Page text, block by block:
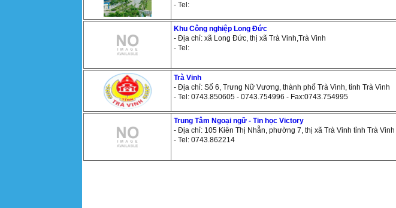
- Tel:
Khu Công nghiệp Long Đức
- Địa chỉ: xã Long Đức, thị xã Trà Vinh,Trà Vinh
- Tel:
Trà Vinh
- Địa chỉ: Số 6, Trưng Nữ Vương, thành phố Trà Vinh, tỉnh Trà Vinh
- Tel: 0743.850605 - 0743.754996 - Fax:0743.754995
Trung Tâm Ngoại ngữ - Tin học Victory
- Địa chỉ: 105 Kiên Thị Nhẫn, phường 7, thị xã Trà Vinh tỉnh Trà Vinh
- Tel: 0743.862214